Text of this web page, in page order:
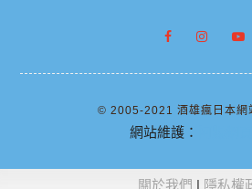
© 2005-2021 酒雄瘋日本網
網站維護：
關於我們 | 隱私權